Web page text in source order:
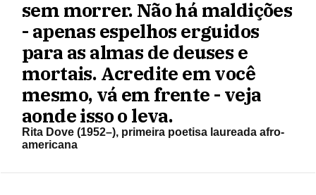
sem morrer. Não há maldições
- apenas espelhos erguidos
para as almas de deuses e
mortais. Acredite em você
mesmo, vá em frente - veja
aonde isso o leva.
Rita Dove (1952–), primeira poetisa laureada afro-
americana